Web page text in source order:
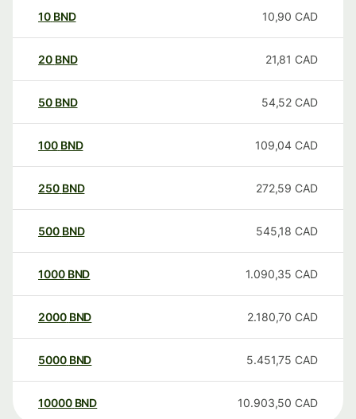
10 BND 10,90 CAD
20 BND 21,81 CAD
50 BND 54,52 CAD
100 BND 109,04 CAD
250 BND 272,59 CAD
500 BND 545,18 CAD
1000 BND 1.090,35 CAD
2000 BND 2.180,70 CAD
5000 BND 5.451,75 CAD
10000 BND 10.903,50 CAD